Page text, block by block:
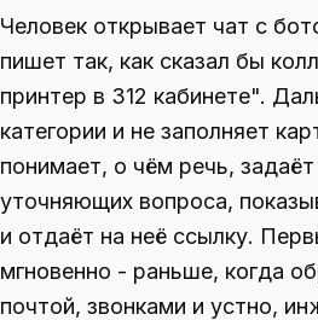
Человек открывает чат с
пишет так, как сказал бы
принтер в 312 кабинете".
категории и не заполняет
понимает, о чём речь,
уточняющих вопроса,
и отдаёт на неё ссылку.
мгновенно - раньше, когда
почтой, звонками и устно,